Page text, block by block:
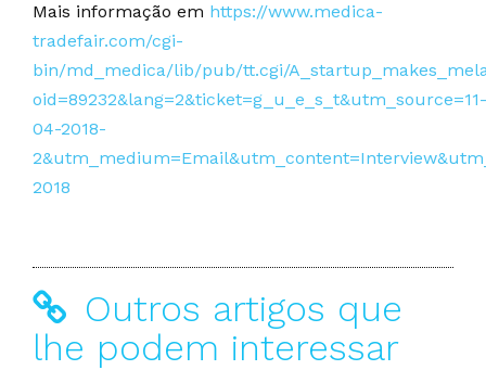
Mais informação em https://www.medica-
tradefair.com/cgi-
bin/md_medica/lib/pub/tt.cgi/
oid=89232&lang=2&ticket=g_u_e_s_t&utm_source=11-
04-2018-
2018
Outros artigos que
lhe podem interessar